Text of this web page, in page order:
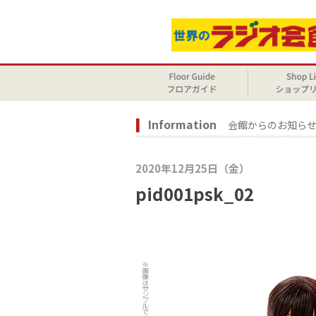
Information 会館からのお知らせ
2020年12月25日（金）
pid001psk_02